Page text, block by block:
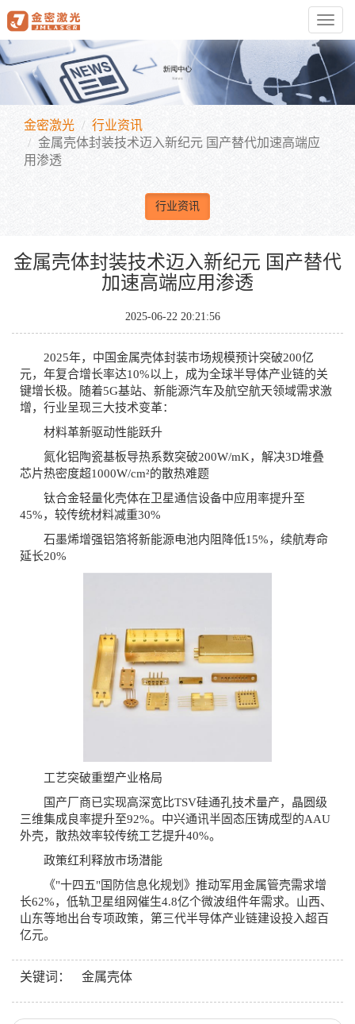
金密激光
行业资讯
金属壳体封装技术迈入新纪元 国产替代加速高端应
用渗透‌
行业资讯
金属壳体封装技术迈入新纪元 国产替代
加速高端应用渗透‌
2025-06-22 20:21:56
2025年，中国金属壳体封装市场规模预计突破200亿
元，年复合增长率达10%以上，成为全球半导体产业链的关
键增长极。随着5G基站、新能源汽车及航空航天领域需求激
增，行业呈现三大技术变革：
材料革新驱动性能跃升‌
氮化铝陶瓷基板导热系数突破200W/mK，解决3D堆叠
芯片热密度超1000W/cm²的散热难题
钛合金轻量化壳体在卫星通信设备中应用率提升至
45%，较传统材料减重30%
石墨烯增强铝箔将新能源电池内阻降低15%，续航寿命
延长20%
工艺突破重塑产业格局‌
国产厂商已实现高深宽比TSV硅通孔技术量产，晶圆级
三维集成良率提升至92%。中兴通讯半固态压铸成型的AAU
外壳，散热效率较传统工艺提升40%。
政策红利释放市场潜能‌
《"十四五"国防信息化规划》推动军用金属管壳需求增
长62%，低轨卫星组网催生4.8亿个微波组件年需求。山西、
山东等地出台专项政策，第三代半导体产业链建设投入超百
亿元。
关键词： 金属壳体